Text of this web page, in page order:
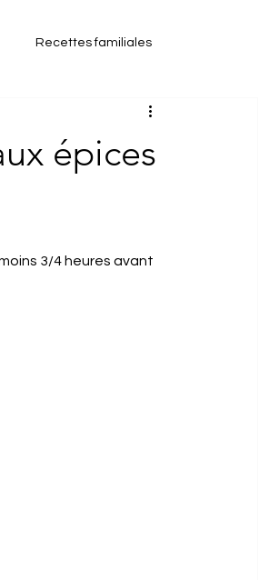
Recettes familiales
Recette d'automne
épices
3/4 heures avant